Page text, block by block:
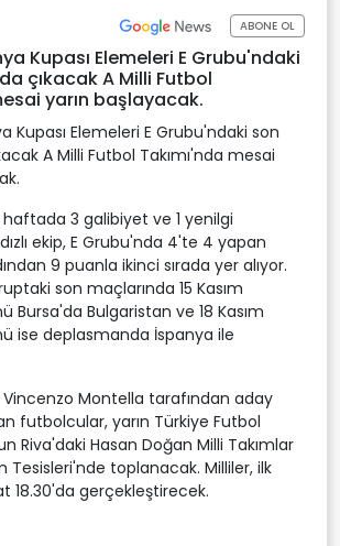
ABONE OL
Kupası Elemeleri E Grubu'ndaki
çıkacak A Milli Futbol
yarın başlayacak.
Kupası Elemeleri E Grubu'ndaki son
A Milli Futbol Takımı'nda mesai
3 galibiyet ve 1 yenilgi
ekip, E Grubu'nda 4'te 4 yapan
9 puanla ikinci sırada yer alıyor.
son maçlarında 15 Kasım
Bursa'da Bulgaristan ve 18 Kasım
ise deplasmanda İspanya ile
Montella tarafından aday
futbolcular, yarın Türkiye Futbol
Riva'daki Hasan Doğan Milli Takımlar
Tesisleri'nde toplanacak. Milliler, ilk
18.30'da gerçekleştirecek.